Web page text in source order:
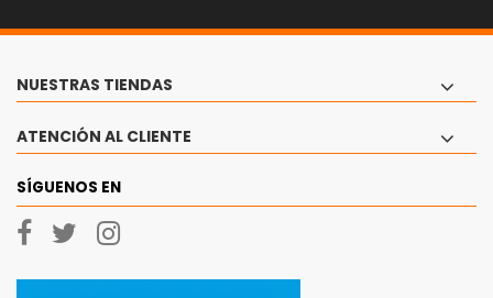
NUESTRAS TIENDAS
ATENCIÓN AL CLIENTE
SÍGUENOS EN